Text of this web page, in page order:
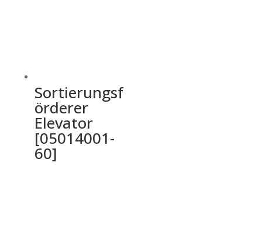
Sortierungsf
örderer
Elevator
[05014001-
60]